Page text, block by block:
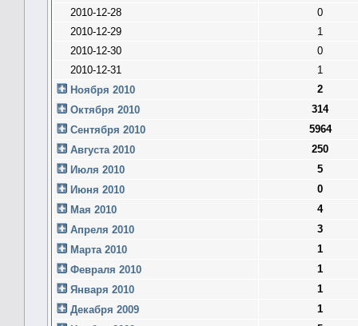
2010-12-28
0
2010-12-29
1
2010-12-30
0
2010-12-31
1
Ноября 2010
2
Октября 2010
314
Сентября 2010
5964
Августа 2010
250
Июля 2010
5
Июня 2010
0
Мая 2010
4
Апреля 2010
3
Марта 2010
1
Февраля 2010
1
Января 2010
1
Декабря 2009
1